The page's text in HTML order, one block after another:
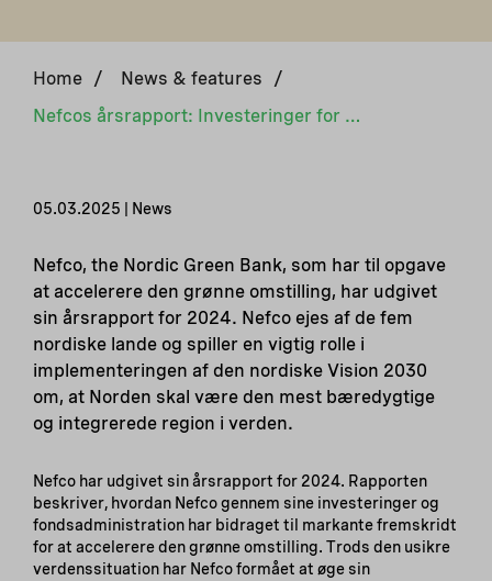
Home / News & features
/
Nefcos årsrapport: Investeringer for en bæredygtig fremtid
05.03.2025 | News
Nefco, the Nordic Green Bank, som har til opgave
at accelerere den grønne omstilling, har udgivet
sin årsrapport for 2024. Nefco ejes af de fem
nordiske lande og spiller en vigtig rolle i
implementeringen af den nordiske Vision 2030
om, at Norden skal være den mest bæredygtige
og integrerede region i verden.
Nefco har udgivet sin årsrapport for 2024. Rapporten
beskriver, hvordan Nefco gennem sine investeringer og
fondsadministration har bidraget til markante fremskridt
for at accelerere den grønne omstilling. Trods den usikre
verdenssituation har Nefco formået at øge sin